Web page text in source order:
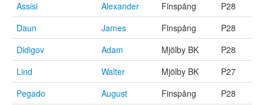
Assisi
Alexander Finspång
P28
Daun
James Finspång
P28
Didigov
Adam Mjölby BK
P28
Lind
Walter Mjölby BK
P27
Pegado
August Finspång
P28